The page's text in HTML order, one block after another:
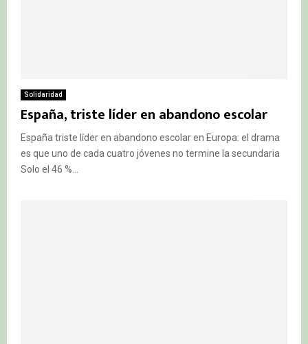
Solidaridad
España, triste líder en abandono escolar
España triste líder en abandono escolar en Europa: el drama
es que uno de cada cuatro jóvenes no termine la secundaria
Solo el 46 %...